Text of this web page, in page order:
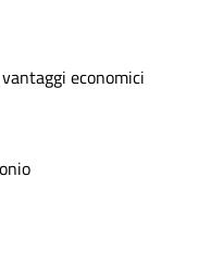
economici